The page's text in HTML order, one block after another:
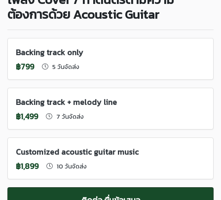
ต้องการด้วย Acoustic Guitar
Backing track only
฿799
5 วันจัดส่ง
Backing track + melody line
฿1,499
7 วันจัดส่ง
Customized acoustic guitar music
฿1,899
10 วันจัดส่ง